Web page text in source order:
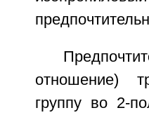
отношение)
группу во 2-